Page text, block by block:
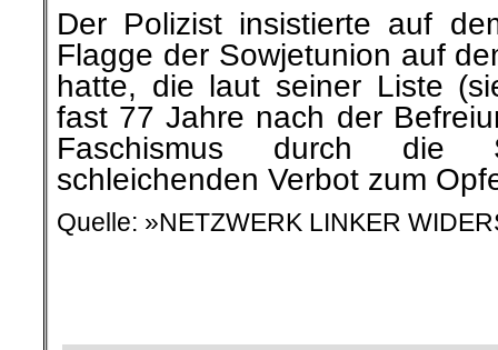
Der Polizist insistierte auf
Flagge der Sowjetunion auf
hatte, die laut seiner Liste
fast 77 Jahre nach der
Faschismus durch die
schleichenden Verbot zum
Quelle: »NETZWERK LINKER